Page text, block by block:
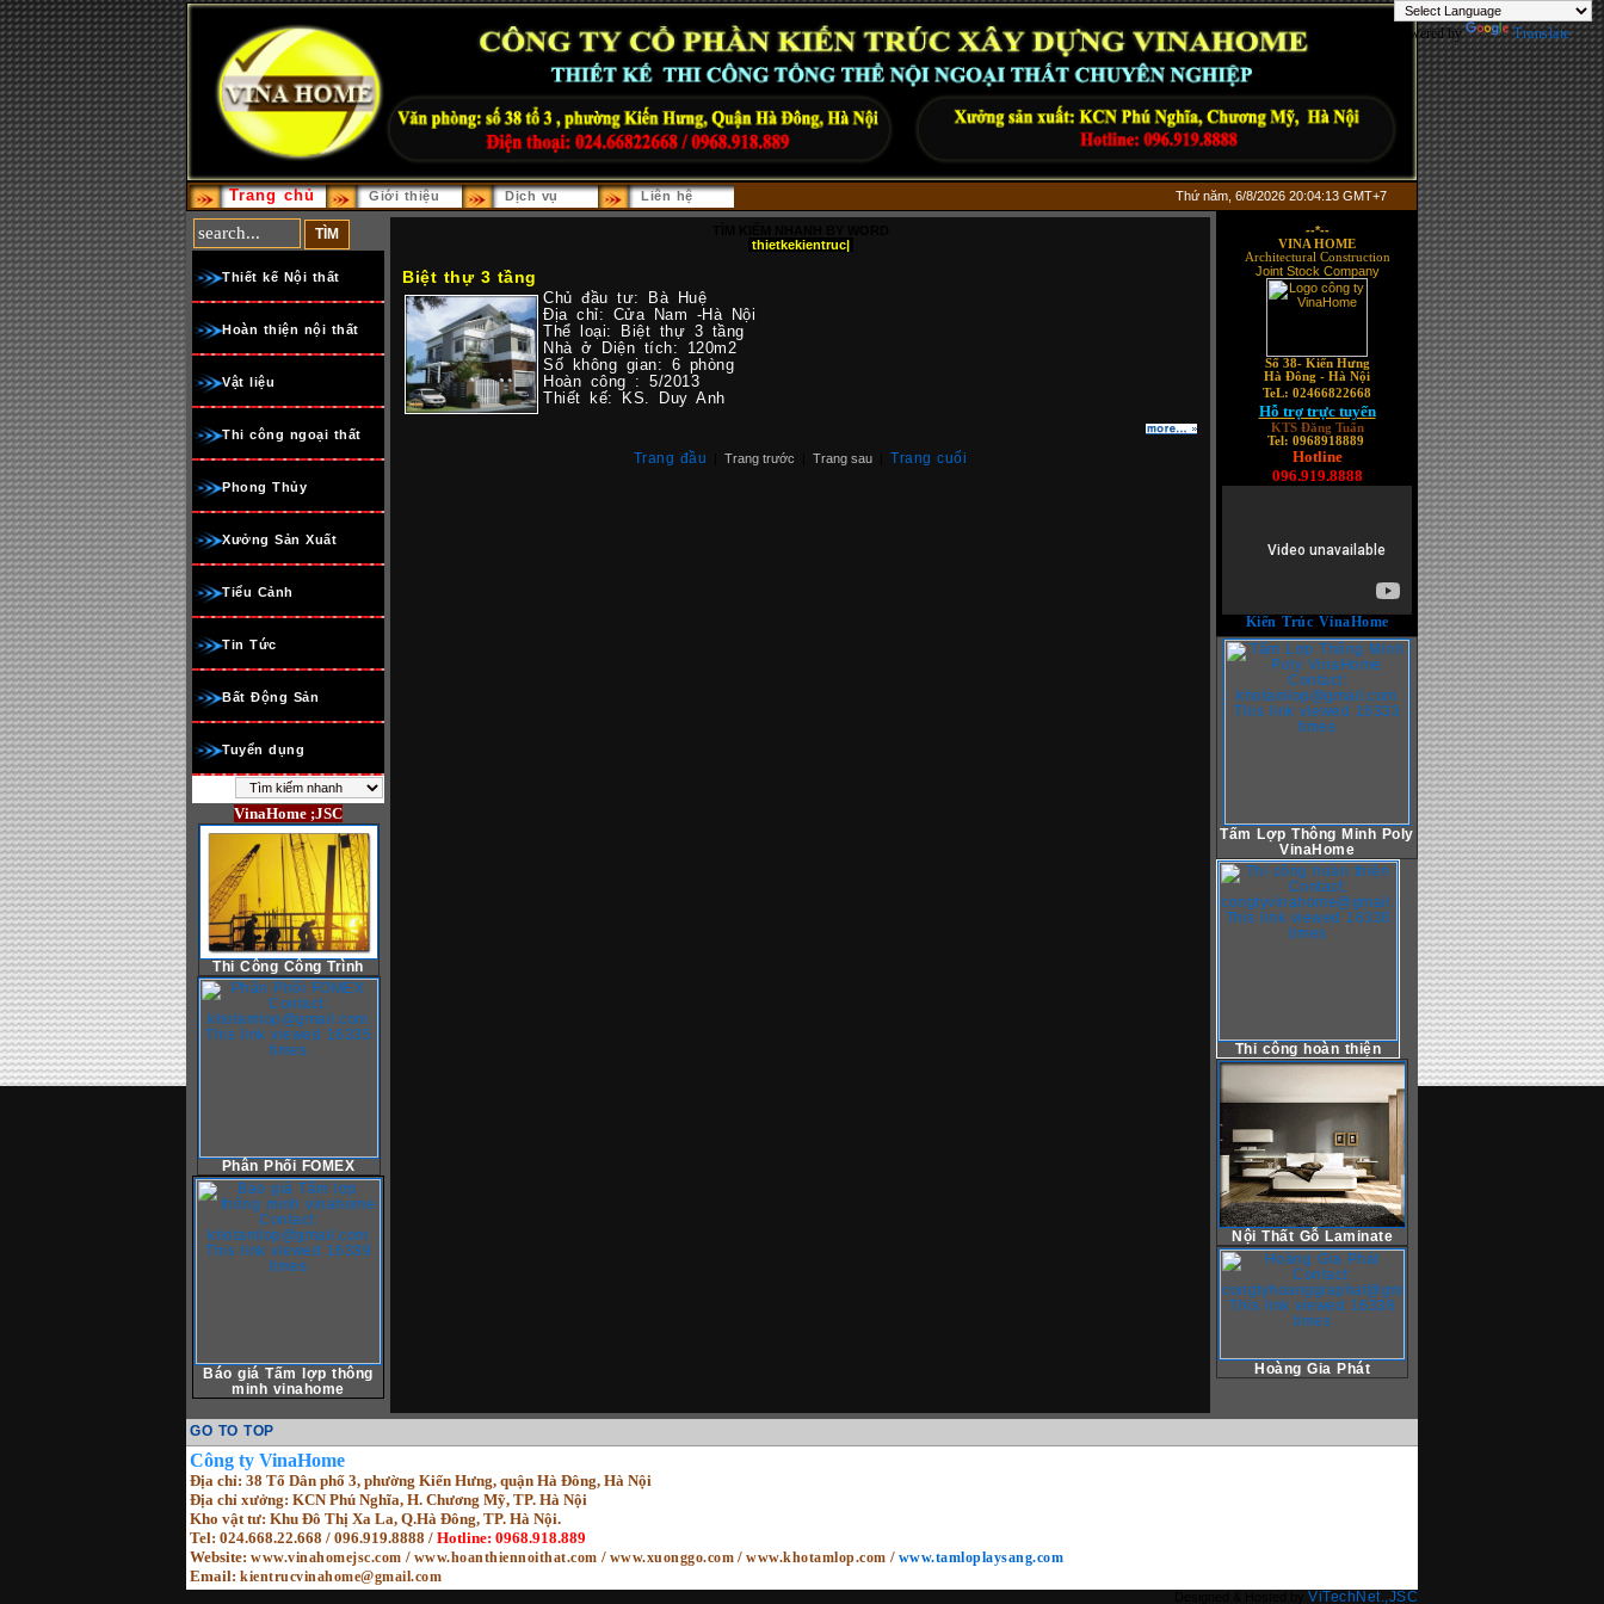
Powered by Translate
Trang chủ Giới thiệu Dịch vụ Liên hệ Thứ năm, 6/8/2026 20:04:13 GMT+7
Thiết kế Nội thất
Hoàn thiện nội thất
Vật liệu
Thi công ngoại thất
Phong Thủy
Xưởng Sản Xuất
Tiểu Cảnh
Tin Tức
Bất Động Sản
Tuyển dụng
VinaHome ;JSC
Thi Công Công Trình
Phân Phối FOMEX
Báo giá Tấm lợp thông
minh vinahome
thietkekientruc|
Biệt thự 3 tầng
Chủ đầu tư: Bà Huệ
Địa chỉ: Cửa Nam -Hà Nội
Thể loại: Biệt thự 3 tầng
Nhà ở Diện tích: 120m2
Số không gian: 6 phòng
Hoàn công : 5/2013
Thiết kế: KS. Duy Anh
Trang đầu |Trang trước |Trang sau |Trang cuối
--*--
VINA HOME
Architectural Construction
Joint Stock Company
Số 38- Kiến Hưng
Hà Đông - Hà Nội
TeL: 02466822668
Hỗ trợ trực tuyến
KTS Đăng Tuấn
Tel: 0968918889
Hotline
096.919.8888
Kiến Trúc VinaHome
Tấm Lợp Thông Minh Poly
VinaHome
Thi công hoàn thiện
Nội Thất Gỗ Laminate
Hoàng Gia Phát
GO TO TOP
Công ty VinaHome
Địa chỉ: 38 Tổ Dân phố 3, phường Kiến Hưng, quận Hà Đông, Hà Nội
Địa chỉ xưởng: KCN Phú Nghĩa, H. Chương Mỹ, TP. Hà Nội
Kho vật tư: Khu Đô Thị Xa La, Q.Hà Đông, TP. Hà Nội.
Tel: 024.668.22.668 / 096.919.8888 / Hotline: 0968.918.889
Website: www.vinahomejsc.com / www.hoanthiennoithat.com / www.xuonggo.com / www.khotamlop.com / www.tamloplaysang.com
Email: kientrucvinahome@gmail.com
ViTechNet.,JSC